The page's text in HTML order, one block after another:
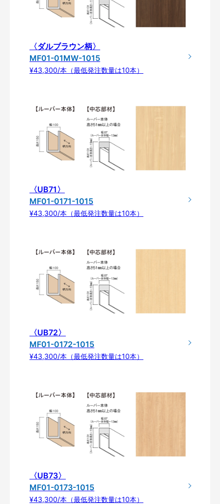
〈ダルブラウン柄〉
MF01-01MW-1015
¥43,300/本（最低発注数量は10本）
〈UB71〉
MF01-0171-1015
¥43,300/本（最低発注数量は10本）
〈UB72〉
MF01-0172-1015
¥43,300/本（最低発注数量は10本）
〈UB73〉
MF01-0173-1015
¥43,300/本（最低発注数量は10本）